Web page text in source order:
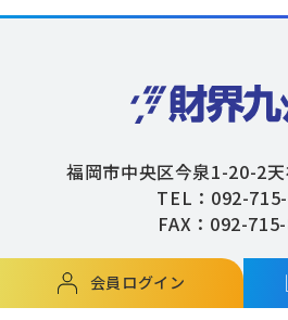
会員ログイン
福岡市中央区今泉1-20-2
TEL：092-
FAX：092-
Copyright © ZAIKAIKYUSHU